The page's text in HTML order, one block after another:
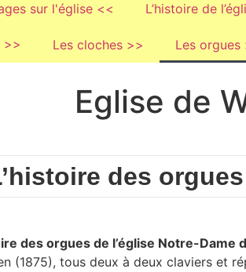
sur l'église << L’histoire de
>> Les cloches >> Les orgues
Eglise de
des
des orgues de l’église Notre-Dame
(1875), tous deux à deux claviers et